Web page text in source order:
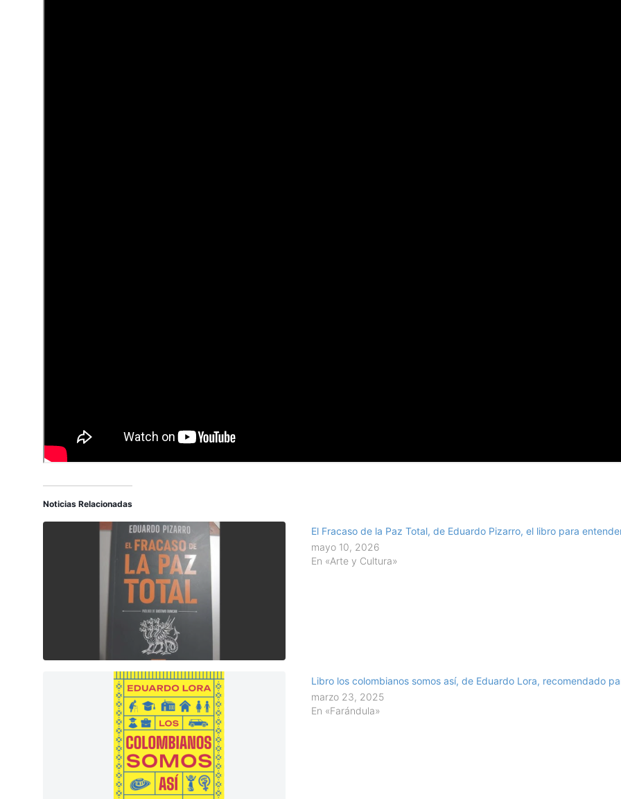
Noticias Relacionadas
El Fracaso de la Paz Total, de Eduardo Pizarro, el libro para
mayo 10, 2026
En «Arte y Cultura»
Libro los colombianos somos así, de Eduardo Lora, recomendado
marzo 23, 2025
En «Farándula»